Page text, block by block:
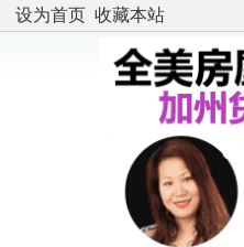
设为首页 收藏本站